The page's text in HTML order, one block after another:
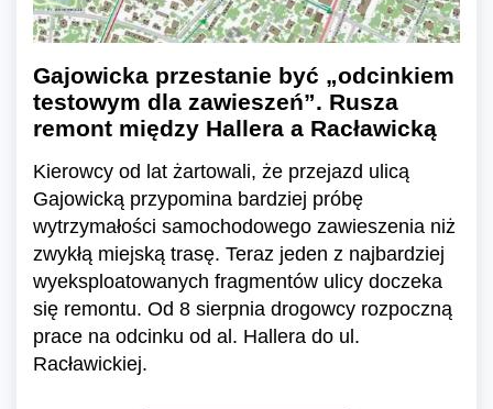
Gajowicka przestanie być „odcinkiem
testowym dla zawieszeń”. Rusza
remont między Hallera a Racławicką
Kierowcy od lat żartowali, że przejazd ulicą
Gajowicką przypomina bardziej próbę
wytrzymałości samochodowego zawieszenia niż
zwykłą miejską trasę. Teraz jeden z najbardziej
wyeksploatowanych fragmentów ulicy doczeka
się remontu. Od 8 sierpnia drogowcy rozpoczną
prace na odcinku od al. Hallera do ul.
Racławickiej.